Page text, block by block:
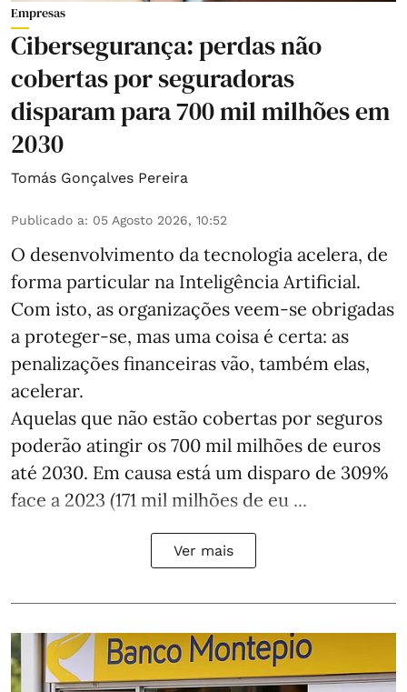
Empresas
Cibersegurança: perdas não
cobertas por seguradoras
disparam para 700 mil milhões em
2030
Tomás Gonçalves Pereira
Publicado a: 05 Agosto 2026, 10:52
O desenvolvimento da tecnologia acelera, de
forma particular na Inteligência Artificial.
Com isto, as organizações veem-se obrigadas
a proteger-se, mas uma coisa é certa: as
penalizações financeiras vão, também elas,
acelerar.
Aquelas que não estão cobertas por seguros
poderão atingir os 700 mil milhões de euros
até 2030. Em causa está um disparo de 309%
face a 2023 (171 mil milhões de eu ...
Ver mais